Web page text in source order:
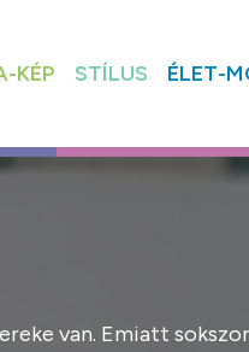
KÉP STÍLUS ÉLET-
van. Emiatt